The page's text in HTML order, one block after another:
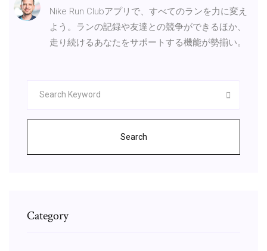
Nike Run Clubアプリで、すべてのランを力に変え
よう。ランの記録や友達との競争ができるほか、
走り続けるあなたをサポートする機能が勢揃い。
Search
Category